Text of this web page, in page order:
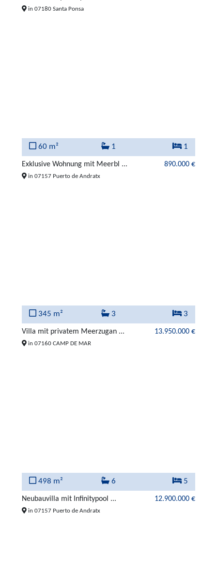
in 07180 Santa Ponsa
60 m² 1 1
Exklusive Wohnung mit Meerbl ... 890.000 €
in 07157 Puerto de Andratx
345 m² 3 3
Villa mit privatem Meerzugan ... 13.950.000 €
in 07160 CAMP DE MAR
498 m² 6 5
Neubauvilla mit Infinitypool ... 12.900.000 €
in 07157 Puerto de Andratx